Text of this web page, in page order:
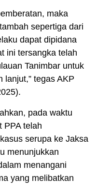
maka
sepertiga dari
dapat dipidana
ini tersangka telah
Tanimbar untuk
lanjut,” tegas AKP
pada waktu
PPA telah
serupa ke Jaksa
menunjukkan
menangani
yang melibatkan